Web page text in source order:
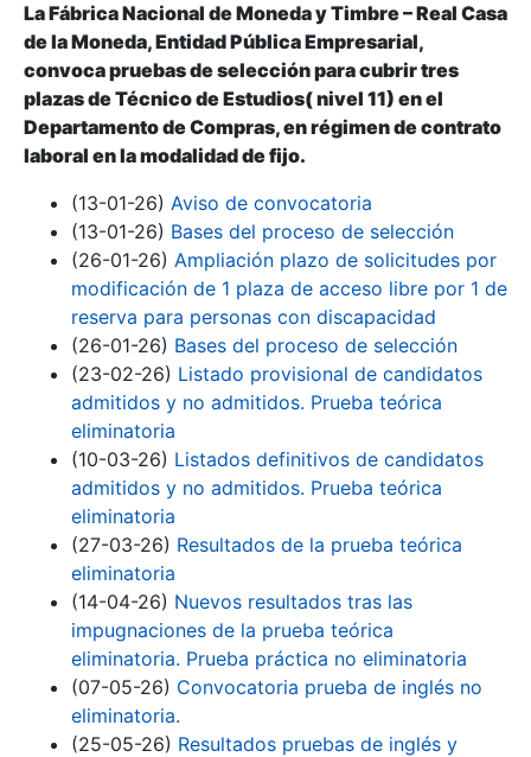
Show/Hide
Show/Hide
Show/Hide
La Fábrica Nacional de Moneda y Timbre – Real Casa
de la Moneda, Entidad Pública Empresarial,
convoca pruebas de selección para cubrir tres
plazas de Técnico de Estudios( nivel 11) en el
Departamento de Compras, en régimen de contrato
laboral en la modalidad de fijo.
(13-01-26) Aviso de convocatoria
(13-01-26) Bases del proceso de selección
(26-01-26) Ampliación plazo de solicitudes por
modificación de 1 plaza de acceso libre por 1 de
reserva para personas con discapacidad
(26-01-26) Bases del proceso de selección
(23-02-26) Listado provisional de candidatos
admitidos y no admitidos. Prueba teórica
eliminatoria
(10-03-26) Listados definitivos de candidatos
admitidos y no admitidos. Prueba teórica
eliminatoria
(27-03-26) Resultados de la prueba teórica
eliminatoria
(14-04-26) Nuevos resultados tras las
impugnaciones de la prueba teórica
eliminatoria. Prueba práctica no eliminatoria
(07-05-26) Convocatoria prueba de inglés no
eliminatoria.
(25-05-26) Resultados pruebas de inglés y